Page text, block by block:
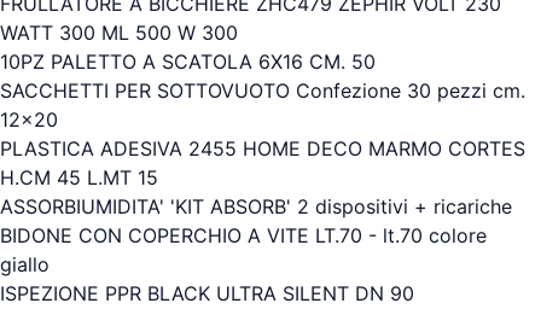
WATT 300 ML 500 W 300
10PZ PALETTO A SCATOLA 6X16 CM. 50
SACCHETTI PER SOTTOVUOTO Confezione 30 pezzi cm.
12x20
PLASTICA ADESIVA 2455 HOME DECO MARMO CORTES
H.CM 45 L.MT 15
ASSORBIUMIDITA' 'KIT ABSORB' 2 dispositivi + ricariche
BIDONE CON COPERCHIO A VITE LT.70 - lt.70 colore
giallo
ISPEZIONE PPR BLACK ULTRA SILENT DN 90